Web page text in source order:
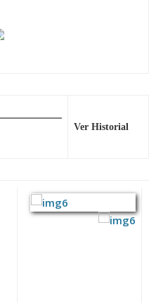
Ver Historial